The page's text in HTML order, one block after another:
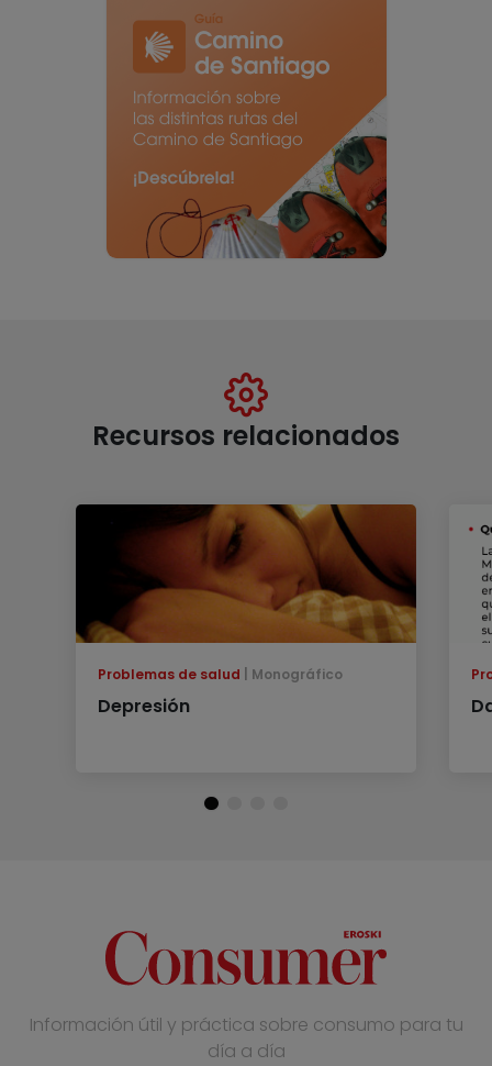
Recursos relacionados
Problemas de salud Monográfico
Depresión
Información útil y práctica sobre consumo para tu
día a día